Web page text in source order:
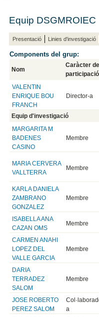
Equip DSGMROIEC
Presentació Linies d'investigació
Components del grup:
Nom
Caràcter
participació
VALENTIN
ENRIQUE BOU
FRANCH
Director-a
Equip d'investigació
MARGARITA M
BADENES
CASINO
Membre
MARIA CERVERA
VALLTERRA
Membre
KARLA DANIELA
ZAMBRANO
GONZALEZ
Membre
ISABELLA ANA
CAZAN OMS
Membre
CARMEN ANAHI
LOPEZ DEL
VALLE GARCIA
Membre
DARIA
TERRADEZ
SALOM
Membre
JOSE ROBERTO
PEREZ SALOM
a